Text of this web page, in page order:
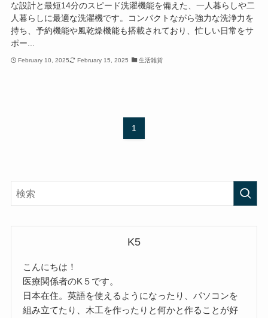
な設計と最短14分のスピード洗濯機能を備えた、一人暮らしや二
人暮らしに最適な洗濯機です。コンパクトながら強力な洗浄力を
持ち、予約機能や風乾燥機能も搭載されており、忙しい日常をサ
ポー...
February 10, 2025 February 15, 2025 生活雑貨
1
K5
こんにちは！
医療関係者のK５です。
日本在住。英語を使えるようになったり、パソコンを
組み立てたり、木工を作ったりと何かと作ることが好